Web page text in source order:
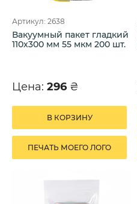
Артикул: 2638
Вакуумный пакет гладкий
110х300 мм 55 мкм 200 шт.
Цена: 296 ₴
В КОРЗИНУ
ПЕЧАТЬ МОЕГО ЛОГО